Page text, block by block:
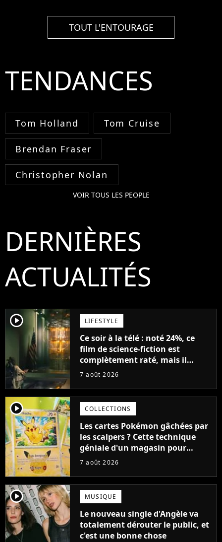
TOUT L'ENTOURAGE
TENDANCES
Tom Holland Tom Cruise
Brendan Fraser
Christopher Nolan
VOIR TOUS LES PEOPLE
DERNIÈRES
ACTUALITÉS
player2 LIFESTYLE
Ce soir à la télé : noté 24%, ce
film de science-fiction est
complètement raté, mais il
aurait pu être encore pire à
7 août 2026
player2 COLLECTIONS
Les cartes Pokémon gâchées par
les scalpers ? Cette technique
géniale d'un magasin pour
ruiner les revendeurs
7 août 2026
player2 MUSIQUE
Le nouveau single d'Angèle va
totalement dérouter le public, et
c'est une bonne chose